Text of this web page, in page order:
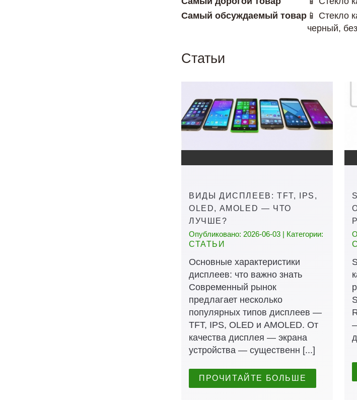
Самый обсуждаемый товар 📱 Стекло
черный,
Статьи
ВИДЫ ДИСПЛЕЕВ: TFT, IPS,
OLED, AMOLED — ЧТО
ЛУЧШЕ?
Опубликовано: 2026-06-03 | Категории:
СТАТЬИ
Основные характеристики
дисплеев: что важно знать
Современный рынок
предлагает несколько
популярных типов дисплеев —
TFT, IPS, OLED и AMOLED. От
качества дисплея — экрана
устройства — существенн [...]
ПРОЧИТАЙТЕ БОЛЬШЕ